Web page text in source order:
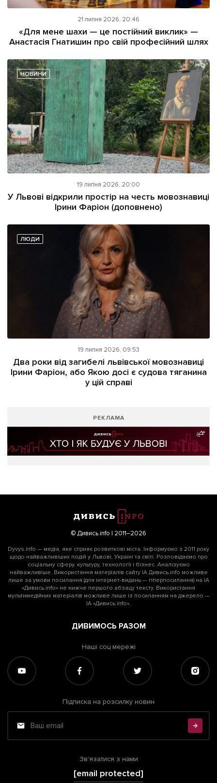
21 липня 2026, 20:46
«Для мене шахи — це постійний виклик» —
Анастасія Гнатишин про свій професійний шлях
НОВИНИ
19 липня 2026, 20:00
У Львові відкрили простір на честь мовознавиці
Ірини Фаріон (доповнено)
ЛЮДИ
19 липня 2026, 09:53
Два роки від загибелі львівської мовознавиці
Ірини Фаріон, або Якою досі є судова тяганина
у цій справі
РЕКЛАМА
© Дивись.info | 2011–2026
Dyvys.info — медіа, яке сприяє розвиткові міста. Інформуємо з 2011 року
щодо найважливіших подій у Львові, Україні та світі. Розповідаємо про
соціальну сферу, культуру, технології і бізнес. Аналізуємо
найважливіше. Використання матеріалів сайту ІА Дивись.info можливе
лише за умови посилання (для інтернет-видань — гіперпосилання) на ІА
«Дивись.info» не нижче першого абзацу тексту. Використання
мультимедійних матеріалів можливе лише із посиланням на джерело —
ІА «Дивись.info».
ДИВИМОСЬ РАЗОМ
Наші соц мережі
Підписка на розсилку новин
Зв'язатися з нами
[email protected]